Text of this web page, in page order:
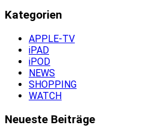
Kategorien
APPLE-TV
iPAD
iPOD
NEWS
SHOPPING
WATCH
Neueste Beiträge